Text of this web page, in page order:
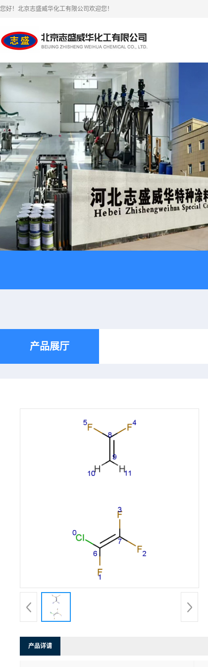
您好！北京志盛威华化工有限公司欢迎您！
产品展厅
产品详请